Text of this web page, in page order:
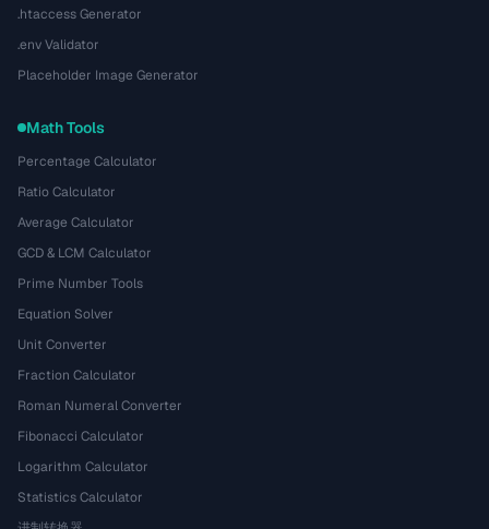
.htaccess Generator
.env Validator
Placeholder Image Generator
Math Tools
Percentage Calculator
Ratio Calculator
Average Calculator
GCD & LCM Calculator
Prime Number Tools
Equation Solver
Unit Converter
Fraction Calculator
Roman Numeral Converter
Fibonacci Calculator
Logarithm Calculator
Statistics Calculator